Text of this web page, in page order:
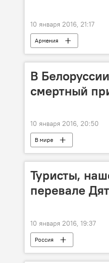
10 января 2016, 21:17
Армения
В
смертный
10 января 2016, 20:50
В мире
Туристы,
перевале
10 января 2016, 19:37
Россия